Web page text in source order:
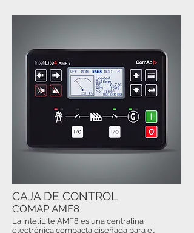
La InteliLite AMF8 es una centralina
electrónica compacta diseñada para el
CAJA DE CONTROL
COMAP AMF8